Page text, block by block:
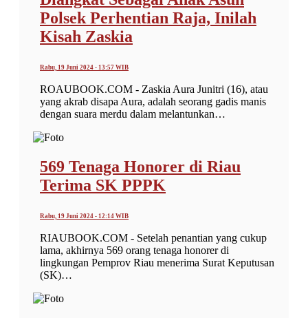
Polsek Perhentian Raja, Inilah
Kisah Zaskia
Rabu, 19 Juni 2024 - 13:57 WIB
ROAUBOOK.COM - Zaskia Aura Junitri (16), atau
yang akrab disapa Aura, adalah seorang gadis manis
dengan suara merdu dalam melantunkan…
569 Tenaga Honorer di Riau
Terima SK PPPK
Rabu, 19 Juni 2024 - 12:14 WIB
RIAUBOOK.COM - Setelah penantian yang cukup
lama, akhirnya 569 orang tenaga honorer di
lingkungan Pemprov Riau menerima Surat Keputusan
(SK)…